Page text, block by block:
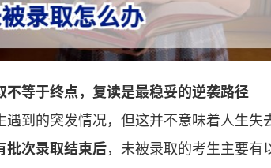
不等于终点，复读是最稳妥的逆袭路径
遇到的突发情况，但这并不意味着人生
批次录取结束后，未被录取的考生主要有